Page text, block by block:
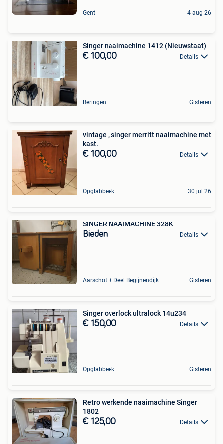
Gent 4 aug 26
Singer naaimachine 1412 (Nieuwstaat)
€ 100,00 Details
Beringen Gisteren
vintage , singer merritt naaimachine met
kast.
€ 100,00 Details
Opglabbeek 30 jul 26
SINGER NAAIMACHINE 328K
Bieden Details
Aarschot + Deel Begijnendijk Gisteren
Singer overlock ultralock 14u234
€ 150,00 Details
Opglabbeek Gisteren
Retro werkende naaimachine Singer
1802
€ 125,00 Details